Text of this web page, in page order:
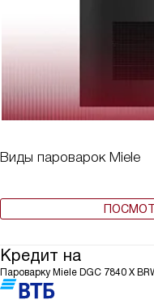
Виды пароварок Miele
Кредит на
Пароварку Miele DGC 7840 X